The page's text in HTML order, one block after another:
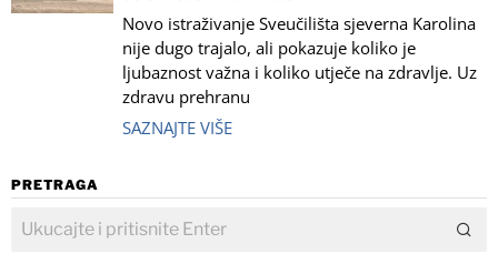
Novo istraživanje Sveučilišta sjeverna Karolina
nije dugo trajalo, ali pokazuje koliko je
ljubaznost važna i koliko utječe na zdravlje. Uz
zdravu prehranu
SAZNAJTE VIŠE
PRETRAGA